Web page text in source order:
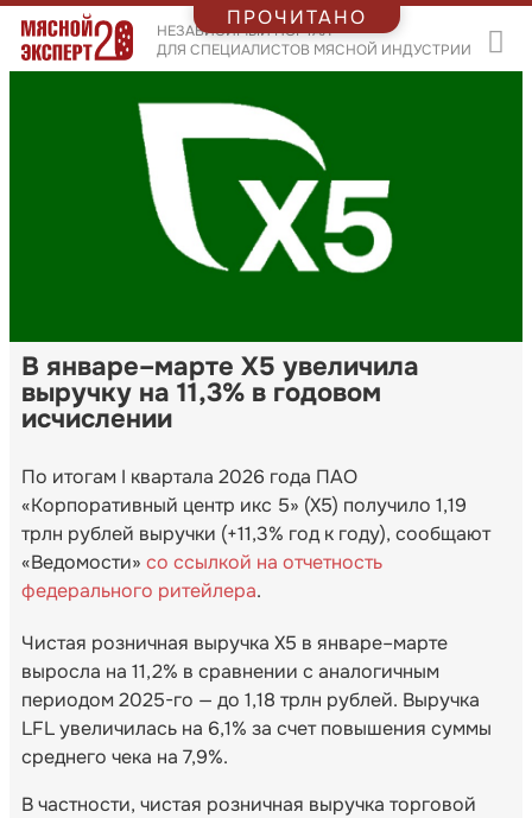
НЕЗАВИСИМЫЙ ПОРТАЛ
ДЛЯ СПЕЦИАЛИСТОВ МЯСНОЙ ИНДУСТРИИ
В январе–марте Х5 увеличила
выручку на 11,3% в годовом
исчислении
По итогам I квартала 2026 года ПАО
«Корпоративный центр икс 5» (Х5) получило 1,19
трлн рублей выручки (+11,3% год к году), сообщают
«Ведомости» со ссылкой на отчетность
федерального ритейлера.
Чистая розничная выручка Х5 в январе–марте
выросла на 11,2% в сравнении с аналогичным
периодом 2025-го — до 1,18 трлн рублей. Выручка
LFL увеличилась на 6,1% за счет повышения суммы
среднего чека на 7,9%.
В частности, чистая розничная выручка торговой
ПРОЧИТАНО